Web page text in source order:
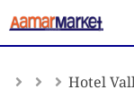
Skip
to
Hotel